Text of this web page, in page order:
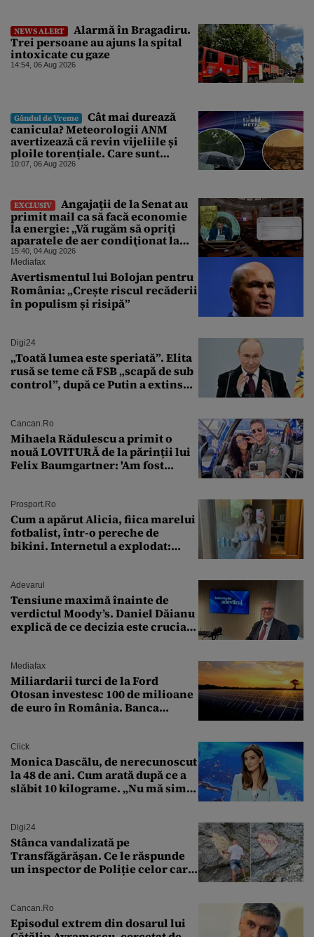
NEWS ALERT
Alarmă în Bragadiru.
Trei persoane au ajuns la spital
intoxicate cu gaze
14:54, 06 Aug 2026
Gândul de Vreme
Cât mai durează
canicula? Meteorologii ANM
avertizează că revin vijeliile și
ploile torențiale. Care sunt
zonele vizate, începând chiar de
10:07, 06 Aug 2026
EXCLUSIV
Angajaţii de la Senat au
primit mail ca să facă economie
la energie: „Vă rugăm să opriţi
aparatele de aer condiţionat la
sfârşitul programului”
15:40, 04 Aug 2026
Mediafax
Avertismentul lui Bolojan pentru
România: „Crește riscul recăderii
în populism și risipă”
Digi24
„Toată lumea este speriată”. Elita
rusă se teme că FSB „scapă de sub
control”, după ce Putin a extins
Cancan.ro
Mihaela Rădulescu a primit o
nouă LOVITURĂ de la părinții lui
Felix Baumgartner: 'Am fost
Prosport.ro
Cum a apărut Alicia, fiica marelui
fotbalist, într-o pereche de
bikini. Internetul a explodat:
Adevarul
Tensiune maximă înainte de
verdictul Moody’s. Daniel Dăianu
explică de ce decizia este crucială
Mediafax
Miliardarii turci de la Ford
Otosan investesc 100 de milioane
de euro în România. Banca
Click
Monica Dascălu, de nerecunoscut
la 48 de ani. Cum arată după ce a
slăbit 10 kilograme. „Nu mă simt
Digi24
Stânca vandalizată pe
Transfăgărășan. Ce le răspunde
un inspector de Poliție celor care
Cancan.ro
Episodul extrem din dosarul lui